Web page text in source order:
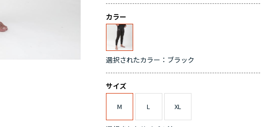
カラー
選択されたカラー：ブラック
サイズ
M L XL